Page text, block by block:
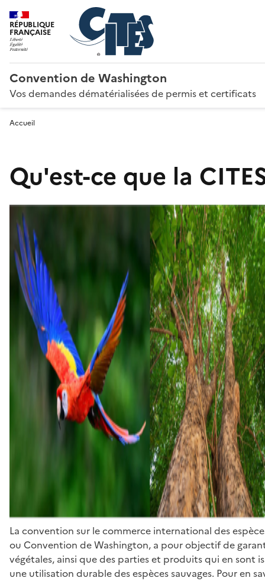
RÉPUBLIQUE
FRANÇAISE
Convention de Washington
Vos demandes dématérialisées de permis et certificats
Accueil
Qu'est-ce que la
La convention sur le commerce international des
ou Convention de Washington, a pour objectif de
végétales, ainsi que des parties et produits qui en sont
une utilisation durable des espèces sauvages. Pour en